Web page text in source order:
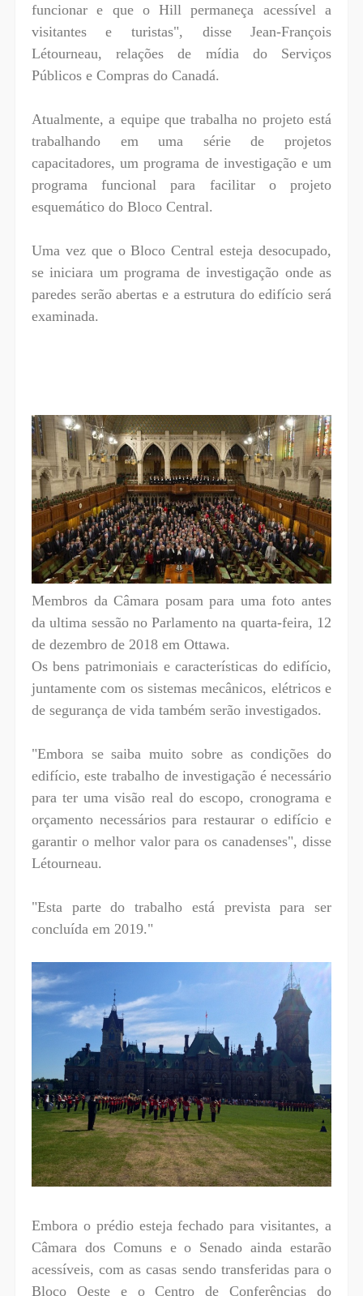
funcionar e que o Hill permaneça acessível a
visitantes e turistas", disse Jean-François
Létourneau, relações de mídia do Serviços
Públicos e Compras do Canadá.
Atualmente, a equipe que trabalha no projeto está
trabalhando em uma série de projetos
capacitadores, um programa de investigação e um
programa funcional para facilitar o projeto
esquemático do Bloco Central.
Uma vez que o Bloco Central esteja desocupado,
se iniciara um programa de investigação onde as
paredes serão abertas e a estrutura do edifício será
examinada.
Membros da Câmara posam para uma foto antes
da ultima sessão no Parlamento na quarta-feira, 12
de dezembro de 2018 em Ottawa.
Os bens patrimoniais e características do edifício,
juntamente com os sistemas mecânicos, elétricos e
de segurança de vida também serão investigados.
"Embora se saiba muito sobre as condições do
edifício, este trabalho de investigação é necessário
para ter uma visão real do escopo, cronograma e
orçamento necessários para restaurar o edifício e
garantir o melhor valor para os canadenses", disse
Létourneau.
"Esta parte do trabalho está prevista para ser
concluída em 2019."
Embora o prédio esteja fechado para visitantes, a
Câmara dos Comuns e o Senado ainda estarão
acessíveis, com as casas sendo transferidas para o
Bloco Oeste e o Centro de Conferências do